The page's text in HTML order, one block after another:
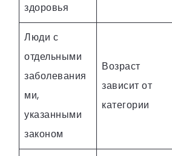
здоровья
Люди с
отдельными
заболевания
ми,
указанными
законом
Возраст
зависит от
категории